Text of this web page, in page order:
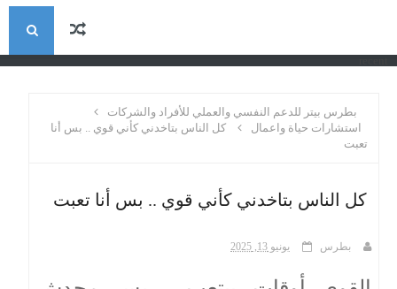
ا
بطرس بيتر للدعم النفسي والعملي للأفراد والشركات
استشارات حياة واعمال
كل الناس بتاخدني كأني قوي .. بس أنا
تعبت
كل الناس بتاخدني كأني قوي .. بس أنا تعبت
بطرس يونيو 13, 2025